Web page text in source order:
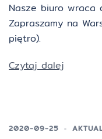
Nasze biuro wraca
Zapraszamy na
piętro).
Czytaj dalej
2020-09-25